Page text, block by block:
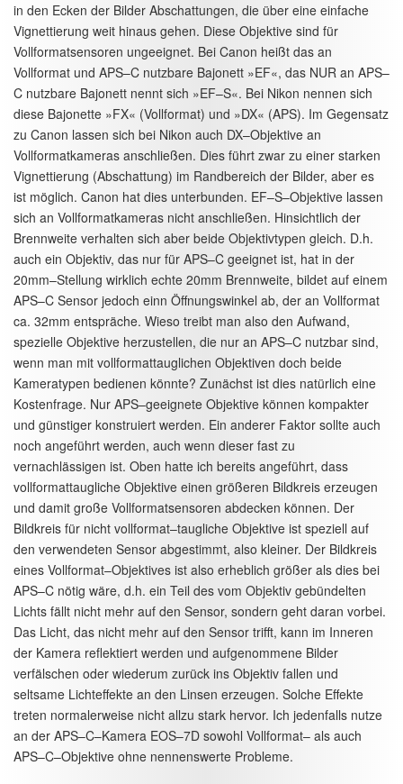
in den Ecken der Bilder Abschattungen, die über eine einfache
Vignettierung weit hinaus gehen. Diese Objektive sind für
Vollformatsensoren ungeeignet. Bei Canon heißt das an
Vollformat und APS–C nutzbare Bajonett »EF«, das NUR an APS–
C nutzbare Bajonett nennt sich »EF–S«. Bei Nikon nennen sich
diese Bajonette »FX« (Vollformat) und »DX« (APS). Im Gegensatz
zu Canon lassen sich bei Nikon auch DX–Objektive an
Vollformatkameras anschließen. Dies führt zwar zu einer starken
Vignettierung (Abschattung) im Randbereich der Bilder, aber es
ist möglich. Canon hat dies unterbunden. EF–S–Objektive lassen
sich an Vollformatkameras nicht anschließen. Hinsichtlich der
Brennweite verhalten sich aber beide Objektivtypen gleich. D.h.
auch ein Objektiv, das nur für APS–C geeignet ist, hat in der
20mm–Stellung wirklich echte 20mm Brennweite, bildet auf einem
APS–C Sensor jedoch einn Öffnungswinkel ab, der an Vollformat
ca. 32mm entspräche. Wieso treibt man also den Aufwand,
spezielle Objektive herzustellen, die nur an APS–C nutzbar sind,
wenn man mit vollformattauglichen Objektiven doch beide
Kameratypen bedienen könnte? Zunächst ist dies natürlich eine
Kostenfrage. Nur APS–geeignete Objektive können kompakter
und günstiger konstruiert werden. Ein anderer Faktor sollte auch
noch angeführt werden, auch wenn dieser fast zu
vernachlässigen ist. Oben hatte ich bereits angeführt, dass
vollformattaugliche Objektive einen größeren Bildkreis erzeugen
und damit große Vollformatsensoren abdecken können. Der
Bildkreis für nicht vollformat–taugliche Objektive ist speziell auf
den verwendeten Sensor abgestimmt, also kleiner. Der Bildkreis
eines Vollformat–Objektives ist also erheblich größer als dies bei
APS–C nötig wäre, d.h. ein Teil des vom Objektiv gebündelten
Lichts fällt nicht mehr auf den Sensor, sondern geht daran vorbei.
Das Licht, das nicht mehr auf den Sensor trifft, kann im Inneren
der Kamera reflektiert werden und aufgenommene Bilder
verfälschen oder wiederum zurück ins Objektiv fallen und
seltsame Lichteffekte an den Linsen erzeugen. Solche Effekte
treten normalerweise nicht allzu stark hervor. Ich jedenfalls nutze
an der APS–C–Kamera EOS–7D sowohl Vollformat– als auch
APS–C–Objektive ohne nennenswerte Probleme.